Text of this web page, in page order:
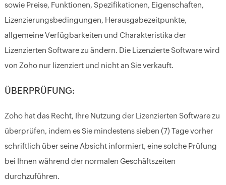
sowie Preise, Funktionen, Spezifikationen, Eigenschaften,
Lizenzierungsbedingungen, Herausgabezeitpunkte,
allgemeine Verfügbarkeiten und Charakteristika der
Lizenzierten Software zu ändern. Die Lizenzierte Software wird
von Zoho nur lizenziert und nicht an Sie verkauft.
ÜBERPRÜFUNG:
Zoho hat das Recht, Ihre Nutzung der Lizenzierten Software zu
überprüfen, indem es Sie mindestens sieben (7) Tage vorher
schriftlich über seine Absicht informiert, eine solche Prüfung
bei Ihnen während der normalen Geschäftszeiten
durchzuführen.